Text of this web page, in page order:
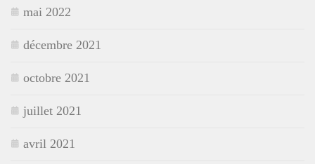
mai 2022
décembre 2021
octobre 2021
juillet 2021
avril 2021